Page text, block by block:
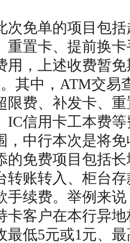
免单的项目包括
重置卡、提前换
用，上述收费暂免
其中，ATM交易
限费、补发卡、
IC信用卡工本费
，中行本次是将
的免费项目包括
转账转入、柜台
手续费。举例来
卡客户在本行异
最低5元或1元、